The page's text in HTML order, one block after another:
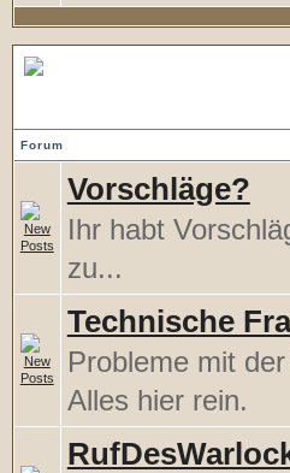
Forum
Vorschläge?
Ihr habt
zu...
Technische
Probleme mit
Alles hier rein.